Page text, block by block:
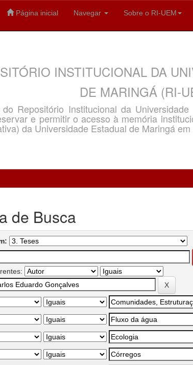
Página inicial Navegar Sobre o RI-UEM
INSTITUCIONAL DA
DE MARINGÁ (RI-
Repositório Institucional da
e permitir o acesso à memória
da Universidade Estadual de Maringá
de Busca